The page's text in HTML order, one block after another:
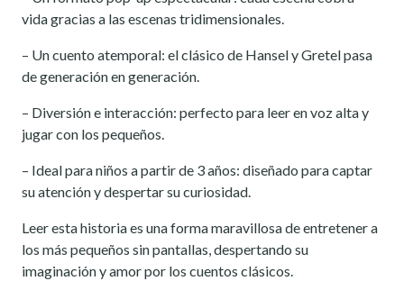
vida gracias a las escenas tridimensionales.
– Un cuento atemporal: el clásico de Hansel y Gretel pasa
de generación en generación.
– Diversión e interacción: perfecto para leer en voz alta y
jugar con los pequeños.
– Ideal para niños a partir de 3 años: diseñado para captar
su atención y despertar su curiosidad.
Leer esta historia es una forma maravillosa de entretener a
los más pequeños sin pantallas, despertando su
imaginación y amor por los cuentos clásicos.